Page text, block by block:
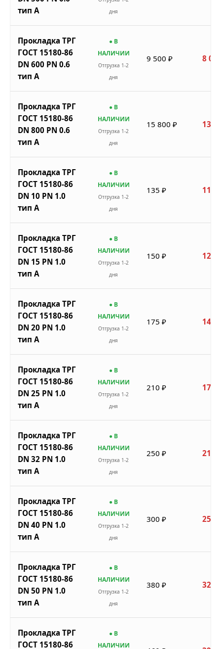
тип A
дня
Прокладка ТРГ
ГОСТ 15180-86
DN 600 PN 0.6
тип A
● В
НАЛИЧИИ
Отгрузка 1-2
дня
9 500 ₽ 8
Прокладка ТРГ
ГОСТ 15180-86
DN 800 PN 0.6
тип A
● В
НАЛИЧИИ
Отгрузка 1-2
дня
15 800 ₽ 13
Прокладка ТРГ
ГОСТ 15180-86
DN 10 PN 1.0
тип A
● В
НАЛИЧИИ
Отгрузка 1-2
дня
135 ₽ 115
Прокладка ТРГ
ГОСТ 15180-86
DN 15 PN 1.0
тип A
● В
НАЛИЧИИ
Отгрузка 1-2
дня
150 ₽ 128
Прокладка ТРГ
ГОСТ 15180-86
DN 20 PN 1.0
тип A
● В
НАЛИЧИИ
Отгрузка 1-2
дня
175 ₽ 149
Прокладка ТРГ
ГОСТ 15180-86
DN 25 PN 1.0
тип A
● В
НАЛИЧИИ
Отгрузка 1-2
дня
210 ₽ 179
Прокладка ТРГ
ГОСТ 15180-86
DN 32 PN 1.0
тип A
● В
НАЛИЧИИ
Отгрузка 1-2
дня
250 ₽ 213
Прокладка ТРГ
ГОСТ 15180-86
DN 40 PN 1.0
тип A
● В
НАЛИЧИИ
Отгрузка 1-2
дня
300 ₽ 255
Прокладка ТРГ
ГОСТ 15180-86
DN 50 PN 1.0
тип A
● В
НАЛИЧИИ
Отгрузка 1-2
дня
380 ₽ 323
Прокладка ТРГ
ГОСТ 15180-86
● В
НАЛИЧИИ